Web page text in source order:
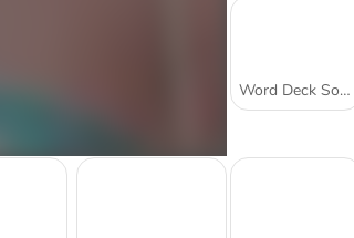
Word Deck Solitaire